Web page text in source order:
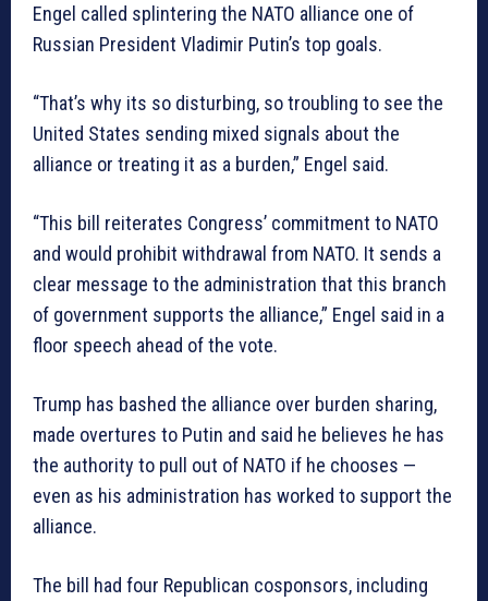
Engel called splintering the NATO alliance one of
Russian President Vladimir Putin’s top goals.
“That’s why its so disturbing, so troubling to see the
United States sending mixed signals about the
alliance or treating it as a burden,” Engel said.
“This bill reiterates Congress’ commitment to NATO
and would prohibit withdrawal from NATO. It sends a
clear message to the administration that this branch
of government supports the alliance,” Engel said in a
floor speech ahead of the vote.
Trump has bashed the alliance over burden sharing,
made overtures to Putin and said he believes he has
the authority to pull out of NATO if he chooses —
even as his administration has worked to support the
alliance.
The bill had four Republican cosponsors, including